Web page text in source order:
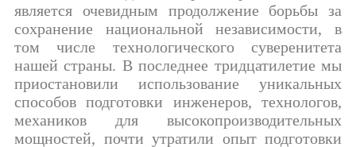
является очевидным продолжение борьбы за
сохранение национальной независимости, в
том числе технологического суверенитета
нашей страны. В последнее тридцатилетие мы
приостановили использование уникальных
способов подготовки инженеров, технологов,
механиков для высокопроизводительных
мощностей, почти утратили опыт подготовки